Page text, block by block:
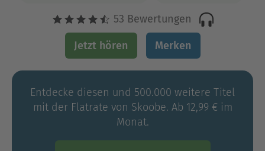
53 Bewertungen
Jetzt hören Merken
Entdecke diesen und 500.000 weitere Titel
mit der Flatrate von Skoobe. Ab 12,99 € im
Monat.